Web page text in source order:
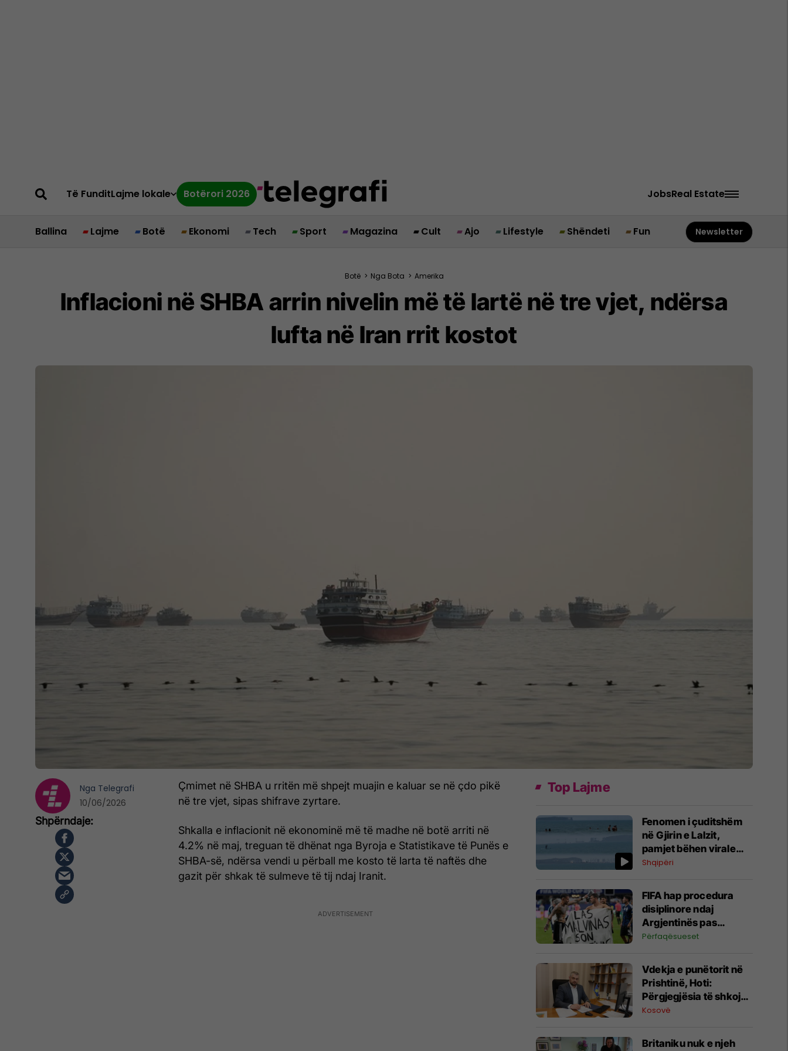
Të FunditLajme lokale Botërori 2026 JobsReal Estate
Ballina Lajme Botë Ekonomi Tech Sport Magazina Cult Ajo Lifestyle Shëndeti Fun Newsletter
Botë > Nga Bota > Amerika
Inflacioni në SHBA arrin nivelin më të lartë në tre vjet, ndërsa
lufta në Iran rrit kostot
Çmimet në SHBA u rritën më shpejt muajin e kaluar se në çdo pikë
në tre vjet, sipas shifrave zyrtare.
Shkalla e inflacionit në ekonominë më të madhe në botë arriti në
4.2% në maj, treguan të dhënat nga Byroja e Statistikave të Punës e
SHBA-së, ndërsa vendi u përball me kosto të larta të naftës dhe
gazit për shkak të sulmeve të tij ndaj Iranit.
Nga Telegrafi
10/06/2026
Top Lajme
Fenomen i çuditshëm
në Gjirin e Lalzit,
pamjet bëhen virale
(Video)
Shqipëri
FIFA hap procedura
disiplinore ndaj
Argjentinës pas
incidentit në Kupën e
Përfaqësueset
Vdekja e punëtorit në
Prishtinë, Hoti:
Përgjegjësia të shkojë
deri në fund, do të
dronë
Kosovë
Britaniku nuk e njeh